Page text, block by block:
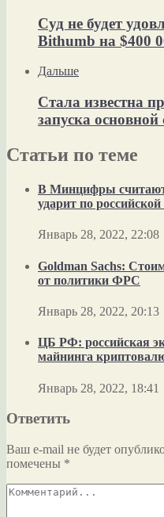
Суд не будет
Bithumb на $400
Дальше
Стала известна
запуска основной
Статьи по теме
В Минцифры
ударит по
Январь 28, 2022, 22:08
Goldman Sachs:
от политики ФРС
Январь 28, 2022, 20:13
ЦБ РФ: российская
майнинга
Январь 28, 2022, 18:41
Ответить
Ваш e-mail не будет
помечены *